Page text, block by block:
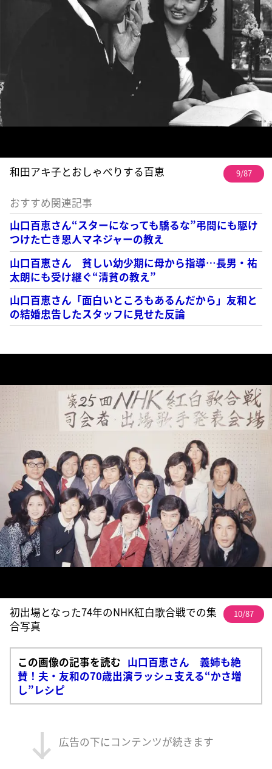
和田アキ子とおしゃべりする百恵 9/87
おすすめ関連記事
山口百恵さん“スターになっても驕るな”弔問にも駆け
つけた亡き恩人マネジャーの教え
山口百恵さん 貧しい幼少期に母から指導…長男・祐
太朗にも受け継ぐ“清貧の教え”
山口百恵さん「面白いところもあるんだから」友和と
の結婚忠告したスタッフに見せた反論
初出場となった74年のNHK紅白歌合戦での集
合写真
10/87
この画像の記事を読む 山口百恵さん 義姉も絶
賛！夫・友和の70歳出演ラッシュ支える“かさ増
し”レシピ
広告の下にコンテンツが続きます